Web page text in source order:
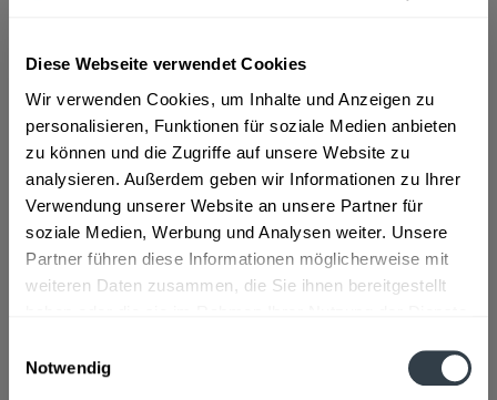
Diese Webseite verwendet Cookies
Wir verwenden Cookies, um Inhalte und Anzeigen zu
personalisieren, Funktionen für soziale Medien anbieten
zu können und die Zugriffe auf unsere Website zu
analysieren. Außerdem geben wir Informationen zu Ihrer
Verwendung unserer Website an unsere Partner für
soziale Medien, Werbung und Analysen weiter. Unsere
Partner führen diese Informationen möglicherweise mit
weiteren Daten zusammen, die Sie ihnen bereitgestellt
Notwendig
MEHRWEG
+2,46 € Pfand
In den
Warenkorb
Hinzugefügt
Artikel-Nr.: 36169
Beschreibung
Zutaten und Allergene